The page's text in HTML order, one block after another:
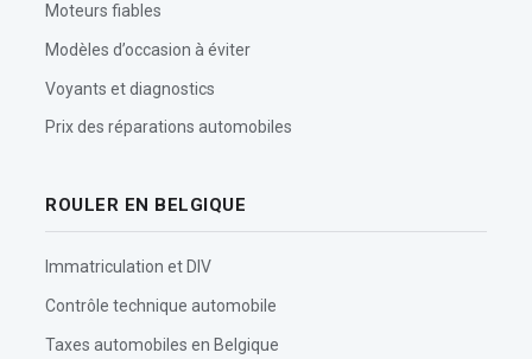
Moteurs fiables
Modèles d’occasion à éviter
Voyants et diagnostics
Prix des réparations automobiles
ROULER EN BELGIQUE
Immatriculation et DIV
Contrôle technique automobile
Taxes automobiles en Belgique